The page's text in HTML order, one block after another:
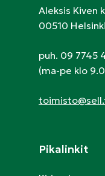
Aleksis Kiven
00510 Helsinki
puh. 09 7745
(ma-pe klo
Pikalinkit